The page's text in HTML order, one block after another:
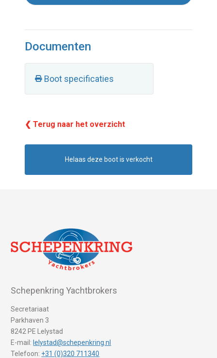
Documenten
Boot specificaties
❮ Terug naar het overzicht
Helaas deze boot is verkocht
Schepenkring Yachtbrokers
Secretariaat
Parkhaven 3
8242 PE Lelystad
E-mail: lelystad@schepenkring.nl
Telefoon: +31 (0)320 711340